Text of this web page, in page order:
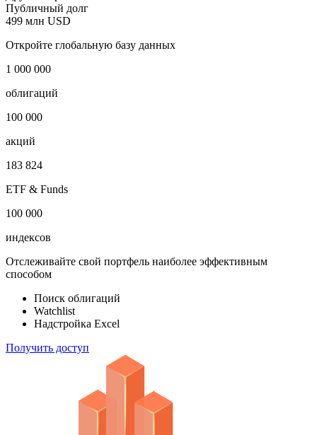
Публичный долг
499 млн USD
Откройте глобальную базу данных
1 000 000
облигаций
100 000
акций
183 824
ETF & Funds
100 000
индексов
Отслеживайте свой портфель наиболее эффективным
способом
Поиск облигаций
Watchlist
Надстройка Excel
Получить доступ